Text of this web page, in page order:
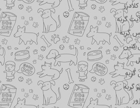
گربه
گربه
کنین
گربه
گربه